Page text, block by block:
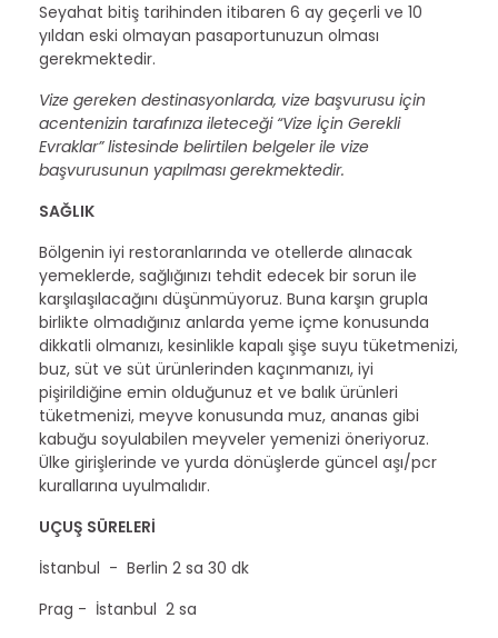
Seyahat bitiş tarihinden itibaren 6 ay geçerli ve 10
yıldan eski olmayan pasaportunuzun olması
gerekmektedir.
Vize gereken destinasyonlarda, vize başvurusu için
acentenizin tarafınıza ileteceği “Vize İçin Gerekli
Evraklar” listesinde belirtilen belgeler ile vize
başvurusunun yapılması gerekmektedir.
SAĞLIK
Bölgenin iyi restoranlarında ve otellerde alınacak
yemeklerde, sağlığınızı tehdit edecek bir sorun ile
karşılaşılacağını düşünmüyoruz. Buna karşın grupla
birlikte olmadığınız anlarda yeme içme konusunda
dikkatli olmanızı, kesinlikle kapalı şişe suyu tüketmenizi,
buz, süt ve süt ürünlerinden kaçınmanızı, iyi
pişirildiğine emin olduğunuz et ve balık ürünleri
tüketmenizi, meyve konusunda muz, ananas gibi
kabuğu soyulabilen meyveler yemenizi öneriyoruz.
Ülke girişlerinde ve yurda dönüşlerde güncel aşı/pcr
kurallarına uyulmalıdır.
UÇUŞ SÜRELERİ
İstanbul - Berlin 2 sa 30 dk
Prag - İstanbul 2 sa